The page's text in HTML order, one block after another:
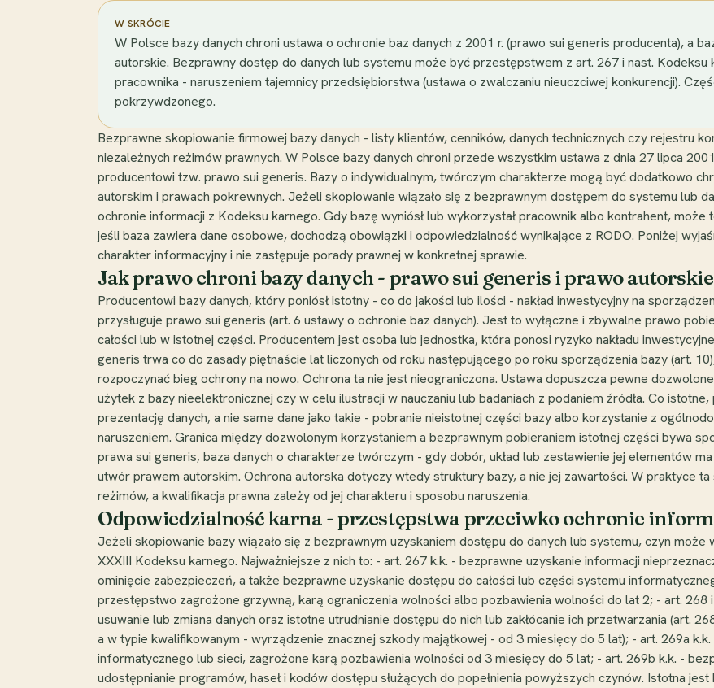
W SKRÓCIE
W Polsce bazy danych chroni ustawa o ochronie baz danych z 2001 r. (prawo sui generis producenta), a
autorskie. Bezprawny dostęp do danych lub systemu może być przestępstwem z art. 267 i nast.
pracownika - naruszeniem tajemnicy przedsiębiorstwa (ustawa o zwalczaniu nieuczciwej konkurencji).
pokrzywdzonego.
Bezprawne skopiowanie firmowej bazy danych - listy klientów, cenników, danych technicznych czy rejestru
niezależnych reżimów prawnych. W Polsce bazy danych chroni przede wszystkim ustawa z dnia 27 lipca
producentowi tzw. prawo sui generis. Bazy o indywidualnym, twórczym charakterze mogą być dodatkowo
autorskim i prawach pokrewnych. Jeżeli skopiowanie wiązało się z bezprawnym dostępem do systemu lub
ochronie informacji z Kodeksu karnego. Gdy bazę wyniósł lub wykorzystał pracownik albo kontrahent,
jeśli baza zawiera dane osobowe, dochodzą obowiązki i odpowiedzialność wynikające z RODO. Poniżej
charakter informacyjny i nie zastępuje porady prawnej w konkretnej sprawie.
Jak prawo chroni bazy danych - prawo sui generis i prawo autorskie
Producentowi bazy danych, który poniósł istotny - co do jakości lub ilości - nakład inwestycyjny na
przysługuje prawo sui generis (art. 6 ustawy o ochronie baz danych). Jest to wyłączne i zbywalne prawo
całości lub w istotnej części. Producentem jest osoba lub jednostka, która ponosi ryzyko nakładu
generis trwa co do zasady piętnaście lat liczonych od roku następującego po roku sporządzenia bazy (art.
rozpoczynać bieg ochrony na nowo. Ochrona ta nie jest nieograniczona. Ustawa dopuszcza pewne
użytek z bazy nieelektronicznej czy w celu ilustracji w nauczaniu lub badaniach z podaniem źródła. Co
prezentację danych, a nie same dane jako takie - pobranie nieistotnej części bazy albo korzystanie z
naruszeniem. Granica między dozwolonym korzystaniem a bezprawnym pobieraniem istotnej części bywa
prawa sui generis, baza danych o charakterze twórczym - gdy dobór, układ lub zestawienie jej elementów
utwór prawem autorskim. Ochrona autorska dotyczy wtedy struktury bazy, a nie jej zawartości. W praktyce
reżimów, a kwalifikacja prawna zależy od jej charakteru i sposobu naruszenia.
Odpowiedzialność karna - przestępstwa przeciwko ochronie
Jeżeli skopiowanie bazy wiązało się z bezprawnym uzyskaniem dostępu do danych lub systemu, czyn
XXXIII Kodeksu karnego. Najważniejsze z nich to: - art. 267 k.k. - bezprawne uzyskanie informacji
ominięcie zabezpieczeń, a także bezprawne uzyskanie dostępu do całości lub części systemu
przestępstwo zagrożone grzywną, karą ograniczenia wolności albo pozbawienia wolności do lat 2; - art. 268
usuwanie lub zmiana danych oraz istotne utrudnianie dostępu do nich lub zakłócanie ich przetwarzania (art.
a w typie kwalifikowanym - wyrządzenie znacznej szkody majątkowej - od 3 miesięcy do 5 lat); - art. 269a
informatycznego lub sieci, zagrożone karą pozbawienia wolności od 3 miesięcy do 5 lat; - art. 269b k.k. -
udostępnianie programów, haseł i kodów dostępu służących do popełnienia powyższych czynów. Istotna